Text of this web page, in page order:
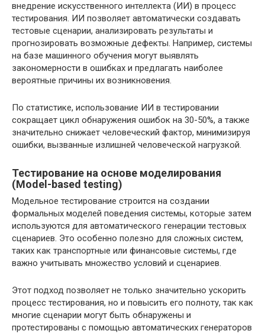
внедрение искусственного интеллекта (ИИ) в процесс
тестирования. ИИ позволяет автоматически создавать
тестовые сценарии, анализировать результаты и
прогнозировать возможные дефекты. Например, системы
на базе машинного обучения могут выявлять
закономерности в ошибках и предлагать наиболее
вероятные причины их возникновения.
По статистике, использование ИИ в тестировании
сокращает цикл обнаружения ошибок на 30-50%, а также
значительно снижает человеческий фактор, минимизируя
ошибки, вызванные излишней человеческой нагрузкой.
Тестирование на основе моделирования
(Model-based testing)
Модельное тестирование строится на создании
формальных моделей поведения системы, которые затем
используются для автоматического генерации тестовых
сценариев. Это особенно полезно для сложных систем,
таких как транспортные или финансовые системы, где
важно учитывать множество условий и сценариев.
Этот подход позволяет не только значительно ускорить
процесс тестирования, но и повысить его полноту, так как
многие сценарии могут быть обнаружены и
протестированы с помощью автоматических генераторов